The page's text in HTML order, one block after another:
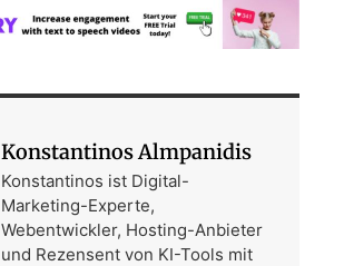
Konstantinos Almpanidis
Konstantinos ist Digital-
Marketing-Experte,
Webentwickler, Hosting-Anbieter
und Rezensent von KI-Tools mit